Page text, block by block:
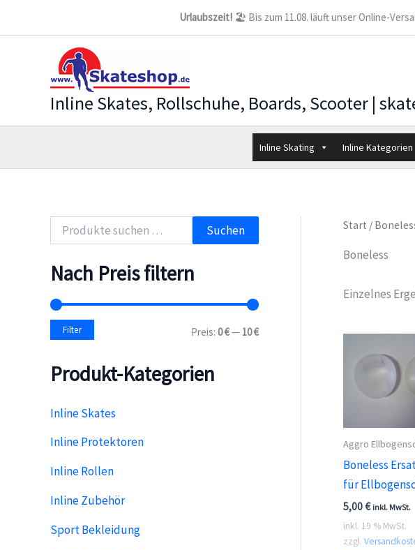
Urlaubszeit! 🏖️ Bis zum 11.08. läuft unser Online-
Inline Skates, Rollschuhe, Boards, Scooter |
Inline Skating Inline Kategorien
h
e
n
a
Suchen
Nach Preis filtern
M
i
M
a
Filter Preis: 0 €— 10 €
Produkt-Kategorien
Inline Skates
Inline Protektoren
Inline Rollen
Inline Zubehör
Sport Bekleidung
Start /
Boneless
Einzelnes
Aggro
Boneless
für
5,00€ inkl. MwSt.
inkl. 19 % MwSt.
zzgl.